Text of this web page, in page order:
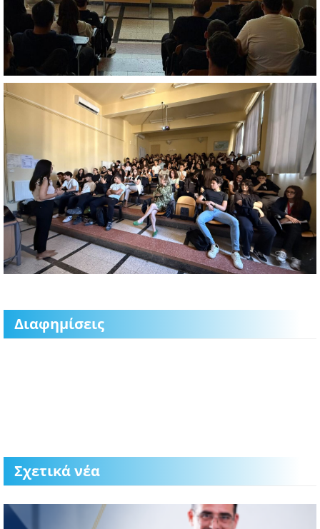
Διαφημίσεις
Σχετικά νέα